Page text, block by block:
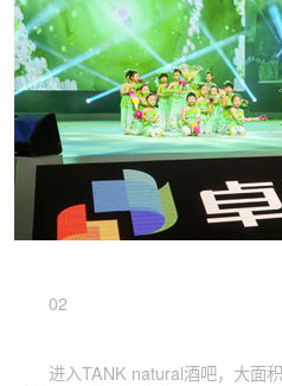
02
进入TANK natural酒吧，大面